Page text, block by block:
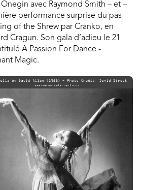
avec Raymond Smith – et –
performance surprise du pas
of the Shrew par Cranko, en
Cragun. Son gala d’adieu le 21
A Passion For Dance -
Magic.